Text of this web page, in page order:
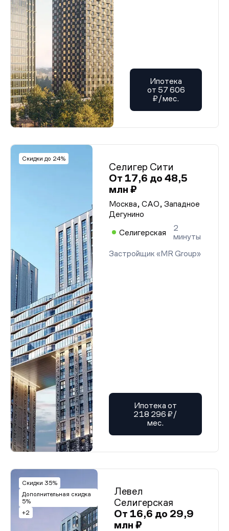
Ипотека
от 57 606
₽/мес.
Скидки до 24%
Селигер Сити
От 17,6 до 48,5
млн ₽
Москва, САО, Западное
Дегунино
Селигерская
2
минуты
Застройщик «MR Group»
Ипотека от
218 296 ₽/
мес.
Скидки 35%
Дополнительная скидка
5%
+2
Левел
Селигерская
От 16,6 до 29,9
млн ₽